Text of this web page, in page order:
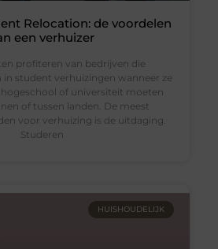
Relocation: de voordelen
een verhuizer
profiteren van bedrijven die
in student verhuizingen wanneer ze
of universiteit moeten
of tussen landen. De meest
voor verhuizing is de uitdaging.
Studeren
HUISHOUDELIJK